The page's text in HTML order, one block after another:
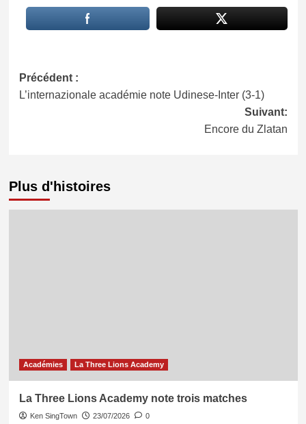
Navigation
d’article
Précédent :
L’internazionale académie note Udinese-Inter (3-1)
Suivant:
Encore du Zlatan
Plus d'histoires
Académies La Three Lions Academy
La Three Lions Academy note trois matches
Ken SingTown 23/07/2026 0